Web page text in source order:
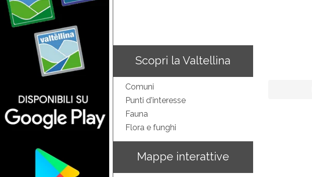
Scopri la Valtellina
Comuni
Punti d'interesse
Fauna
Flora e funghi
Mappe interattive